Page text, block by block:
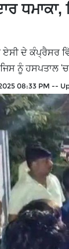
ਦੇ ਕੰਪ੍ਰੈਸਰ
ਨੂੰ ਹਸਪਤਾਲ
08:33 PM --